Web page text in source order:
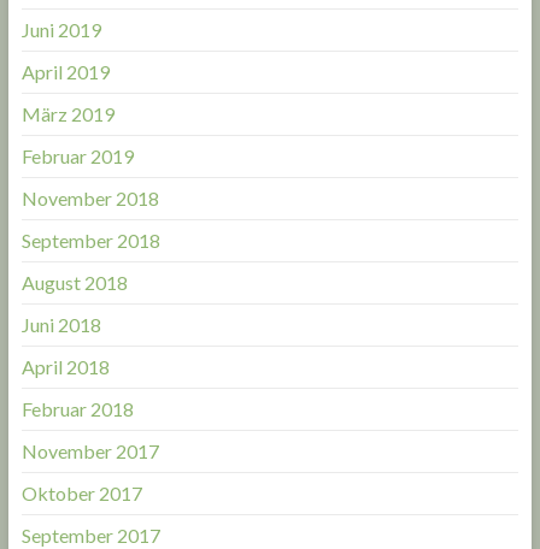
Juni 2019
April 2019
März 2019
Februar 2019
November 2018
September 2018
August 2018
Juni 2018
April 2018
Februar 2018
November 2017
Oktober 2017
September 2017